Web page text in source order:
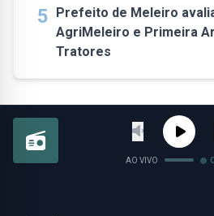
5 Prefeito de Meleiro
AgriMeleiro e Primeira
Tratores
AO VIVO